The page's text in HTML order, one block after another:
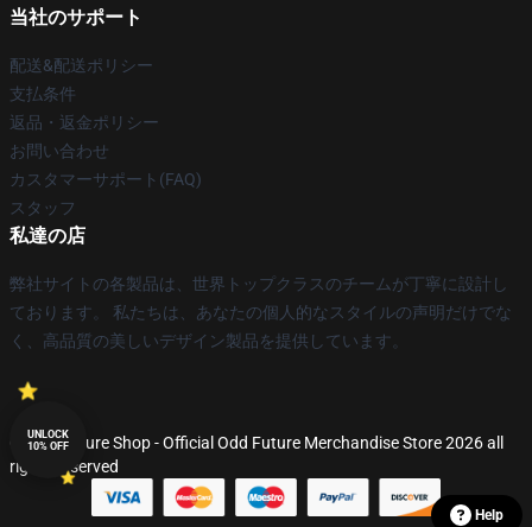
当社のサポート
配送&配送ポリシー
支払条件
返品・返金ポリシー
お問い合わせ
カスタマーサポート(FAQ)
スタッフ
私達の店
弊社サイトの各製品は、世界トップクラスのチームが丁寧に設計し
ております。 私たちは、あなたの個人的なスタイルの声明だけでな
く、高品質の美しいデザイン製品を提供しています。
© Odd Future Shop - Official Odd Future Merchandise Store 2026 all
rights reserved
Help
UNLOCK
10% OFF